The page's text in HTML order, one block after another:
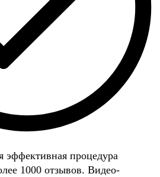
эффективная процедура
1000 отзывов. Видео-